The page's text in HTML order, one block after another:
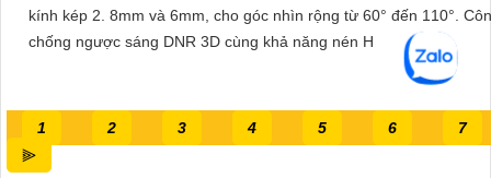
kính kép 2. 8mm và 6mm, cho góc nhìn rộng từ 60° đến 110°. Công nghệ
chống ngược sáng DNR 3D cùng khả năng nén H
1 2 3 4 5 6
7
⫸